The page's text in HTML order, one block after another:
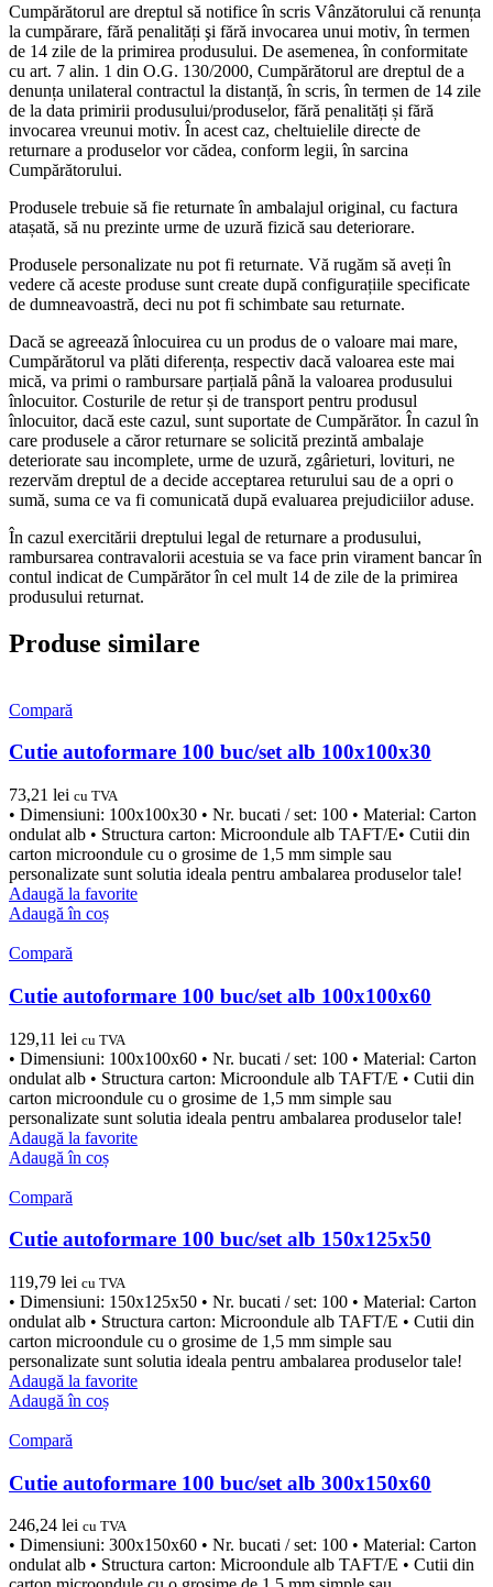
Cumpărătorul are dreptul să notifice în scris Vânzătorului că renunța
la cumpărare, fără penalități şi fără invocarea unui motiv, în termen
de 14 zile de la primirea produsului. De asemenea, în conformitate
cu art. 7 alin. 1 din O.G. 130/2000, Cumpărătorul are dreptul de a
denunța unilateral contractul la distanță, în scris, în termen de 14 zile
de la data primirii produsului/produselor, fără penalități și fără
invocarea vreunui motiv. În acest caz, cheltuielile directe de
returnare a produselor vor cădea, conform legii, în sarcina
Cumpărătorului.
Produsele trebuie să fie returnate în ambalajul original, cu factura
atașată, să nu prezinte urme de uzură fizică sau deteriorare.
Produsele personalizate nu pot fi returnate. Vă rugăm să aveți în
vedere că aceste produse sunt create după configurațiile specificate
de dumneavoastră, deci nu pot fi schimbate sau returnate.
Dacă se agreează înlocuirea cu un produs de o valoare mai mare,
Cumpărătorul va plăti diferența, respectiv dacă valoarea este mai
mică, va primi o rambursare parțială până la valoarea produsului
înlocuitor. Costurile de retur și de transport pentru produsul
înlocuitor, dacă este cazul, sunt suportate de Cumpărător. În cazul în
care produsele a căror returnare se solicită prezintă ambalaje
deteriorate sau incomplete, urme de uzură, zgârieturi, lovituri, ne
rezervăm dreptul de a decide acceptarea returului sau de a opri o
sumă, suma ce va fi comunicată după evaluarea prejudiciilor aduse.
În cazul exercitării dreptului legal de returnare a produsului,
rambursarea contravalorii acestuia se va face prin virament bancar în
contul indicat de Cumpărător în cel mult 14 de zile de la primirea
produsului returnat.
Produse similare
Compară
Cutie autoformare 100 buc/set alb 100x100x30
73,21 lei cu TVA
• Dimensiuni: 100x100x30 • Nr. bucati / set: 100 • Material: Carton
ondulat alb • Structura carton: Microondule alb TAFT/E• Cutii din
carton microondule cu o grosime de 1,5 mm simple sau
personalizate sunt solutia ideala pentru ambalarea produselor tale!
Adaugă la favorite
Adaugă în coș
Compară
Cutie autoformare 100 buc/set alb 100x100x60
129,11 lei cu TVA
• Dimensiuni: 100x100x60 • Nr. bucati / set: 100 • Material: Carton
ondulat alb • Structura carton: Microondule alb TAFT/E • Cutii din
carton microondule cu o grosime de 1,5 mm simple sau
personalizate sunt solutia ideala pentru ambalarea produselor tale!
Adaugă la favorite
Adaugă în coș
Compară
Cutie autoformare 100 buc/set alb 150x125x50
119,79 lei cu TVA
• Dimensiuni: 150x125x50 • Nr. bucati / set: 100 • Material: Carton
ondulat alb • Structura carton: Microondule alb TAFT/E • Cutii din
carton microondule cu o grosime de 1,5 mm simple sau
personalizate sunt solutia ideala pentru ambalarea produselor tale!
Adaugă la favorite
Adaugă în coș
Compară
Cutie autoformare 100 buc/set alb 300x150x60
246,24 lei cu TVA
• Dimensiuni: 300x150x60 • Nr. bucati / set: 100 • Material: Carton
ondulat alb • Structura carton: Microondule alb TAFT/E • Cutii din